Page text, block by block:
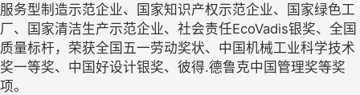
服务型制造示范企业、国家知识产权示范企业、国家绿色工
厂、国家清洁生产示范企业、社会责任EcoVadis银奖、全国
质量标杆，荣获全国五一劳动奖状、中国机械工业科学技术
奖一等奖、中国好设计银奖、彼得.德鲁克中国管理奖等奖
项。